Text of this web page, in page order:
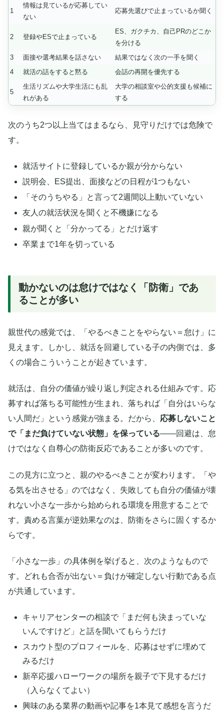
1
情報は見ているが応募してい
ない
応募先選びで止まっているか聞く
2 登録やESで止まっている
ES、ガクチカ、自己PRのどこか
を分ける
3
面接や選考結果を話さない
結果ではなく次の一手を聞く
4
就活の話をすると黙る 会話の再開を優先する
5
生活リズムや大学生活にも乱
れがある
大学の相談室や公的支援も候補に
する
次のうち2つ以上当てはまるなら、見守りだけでは危険で
す。
就活サイトに登録しているか親が分からない
説明会、ES提出、面接などの日程が1つもない
「そのうちやる」と言って2週間以上動いていない
友人の就活状況を聞くと不機嫌になる
親が聞くと「分かってる」とだけ返す
卒業まで1年を切っている
動かないのは怠けではなく「防衛」であ
ることが多い
親世代の感覚では、「やるべきことをやらない＝怠け」に
見えます。しかし、就活を回避している子の内側では、多
くの場合こういうことが起きています。
就活は、自分の価値が繰り返し判定される仕組みです。応
募すれば落ちる可能性が生まれ、落ちれば「自分はいらな
い人間だ」という感覚が強まる。だから、 応募しないこと
で「まだ負けていない状態」を保っている——回避は、怠
けではなく自尊心の防衛反応であることが多いのです。
この見方に立つと、親のやるべきことが変わります。「や
る気を出させる」のではなく、失敗しても自分の価値が壊
れない小さな一歩から始められる環境を用意することで
す。責める言葉が逆効果なのは、防衛をさらに固くするか
らです。
「小さな一歩」の具体例を挙げると、次のようなもので
す。どれも合否が出ない＝負けが確定しない行動である点
が共通しています。
キャリアセンターの相談で「まだ何も決まっていな
いんですけど」と話を聞いてもらうだけ
スカウト型のプロフィールを、応募はせずに埋めて
みるだけ
新卒応援ハローワークの場所を親子で下見するだけ
（入らなくてよい）
興味のある業界の動画や記事を1本見て感想を言うだ